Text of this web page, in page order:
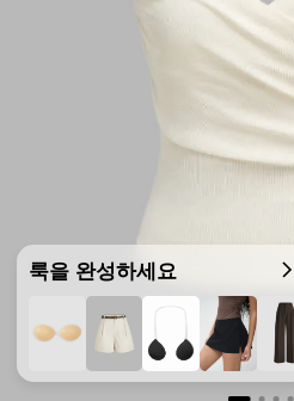
룩을 완성하세요